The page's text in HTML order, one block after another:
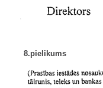
8.pielikums